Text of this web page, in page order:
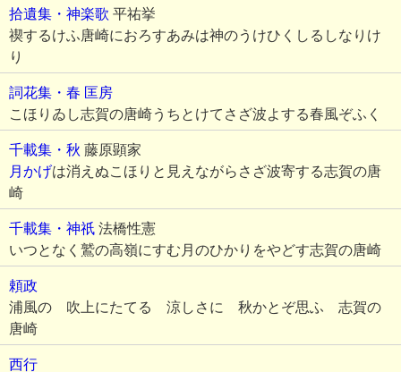
拾遺集・神楽歌 平祐挙
禊するけふ唐崎におろすあみは神のうけひくしるしなりけ
り
詞花集・春 匡房
こほりゐし志賀の唐崎うちとけてさざ波よする春風ぞふく
千載集・秋 藤原顕家
月かげは消えぬこほりと見えながらさざ波寄する志賀の唐
崎
千載集・神祇 法橋性憲
いつとなく鷲の高嶺にすむ月のひかりをやどす志賀の唐崎
頼政
浦風の 吹上にたてる 涼しさに 秋かとぞ思ふ 志賀の
唐崎
西行